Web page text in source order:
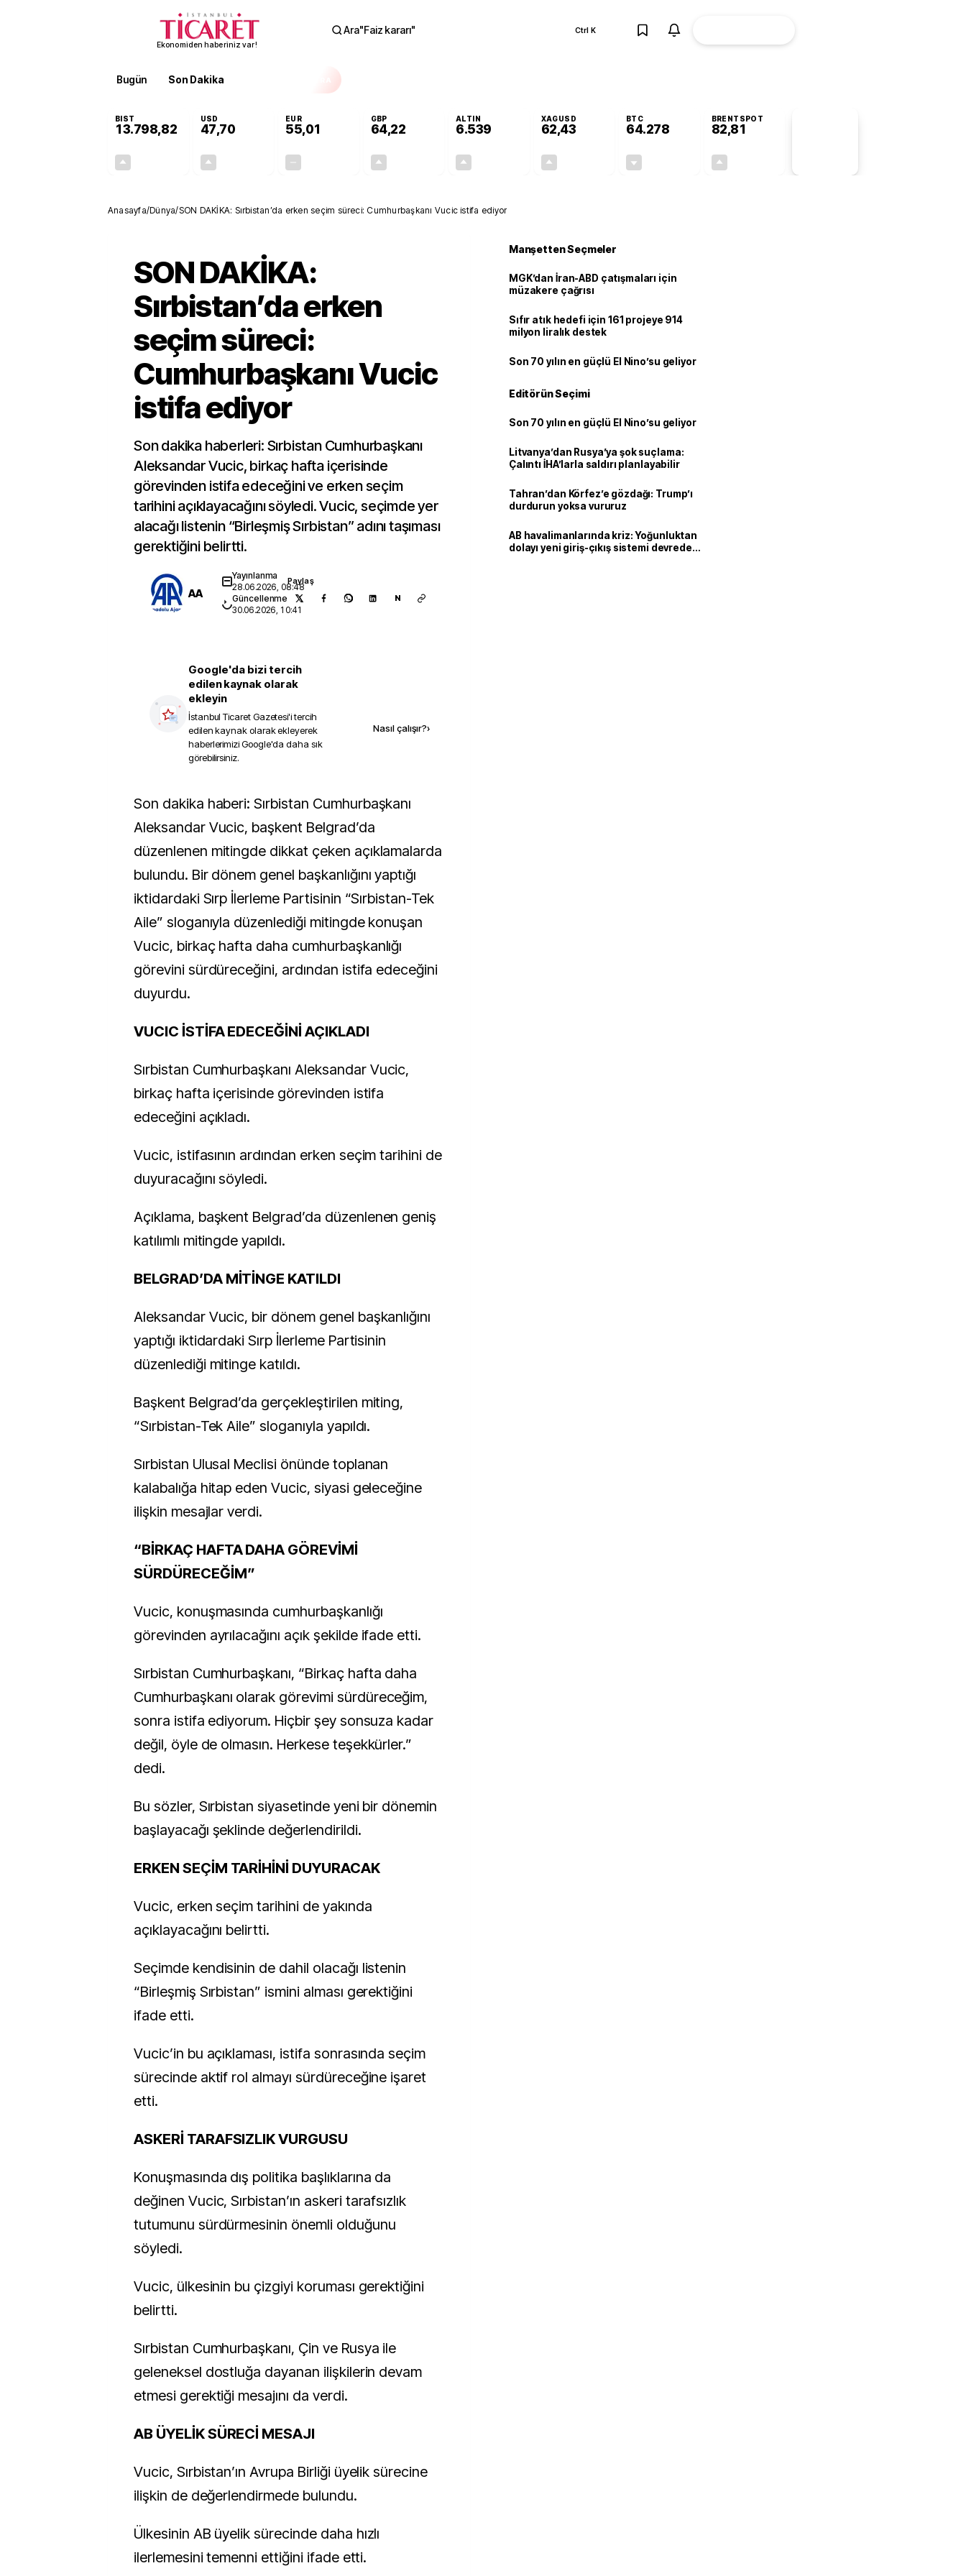
Ekonomiden haberiniz var!
Ara"Faiz kararı" Ctrl K
Bugün Son Dakika
BIST
13.798,82
USD
47,70
EUR
55,01
GBP
64,22
ALTIN
6.539
XAGUSD
62,43
BTC
64.278
BRENTSPOT
82,81
Anasayfa/Dünya/SON DAKİKA: Sırbistan’da erken seçim süreci: Cumhurbaşkanı Vucic istifa ediyor
SON DAKİKA:
Sırbistan’da erken
seçim süreci:
Cumhurbaşkanı Vucic
istifa ediyor
Son dakika haberleri: Sırbistan Cumhurbaşkanı
Aleksandar Vucic, birkaç hafta içerisinde
görevinden istifa edeceğini ve erken seçim
tarihini açıklayacağını söyledi. Vucic, seçimde yer
alacağı listenin “Birleşmiş Sırbistan” adını taşıması
gerektiğini belirtti.
AA
Yayınlanma
28.06.2026, 08:48
Güncellenme
30.06.2026, 10:41
Paylaş
N
Google'da bizi tercih
edilen kaynak olarak
ekleyin
İstanbul Ticaret Gazetesi'i tercih
edilen kaynak olarak ekleyerek
haberlerimizi Google'da daha sık
görebilirsiniz.
Nasıl çalışır?›
Son dakika haberi: Sırbistan Cumhurbaşkanı
Aleksandar Vucic, başkent Belgrad’da
düzenlenen mitingde dikkat çeken açıklamalarda
bulundu. Bir dönem genel başkanlığını yaptığı
iktidardaki Sırp İlerleme Partisinin “Sırbistan-Tek
Aile” sloganıyla düzenlediği mitingde konuşan
Vucic, birkaç hafta daha cumhurbaşkanlığı
görevini sürdüreceğini, ardından istifa edeceğini
duyurdu.
VUCIC İSTİFA EDECEĞİNİ AÇIKLADI
Sırbistan Cumhurbaşkanı Aleksandar Vucic,
birkaç hafta içerisinde görevinden istifa
edeceğini açıkladı.
Vucic, istifasının ardından erken seçim tarihini de
duyuracağını söyledi.
Açıklama, başkent Belgrad’da düzenlenen geniş
katılımlı mitingde yapıldı.
BELGRAD’DA MİTİNGE KATILDI
Aleksandar Vucic, bir dönem genel başkanlığını
yaptığı iktidardaki Sırp İlerleme Partisinin
düzenlediği mitinge katıldı.
Başkent Belgrad’da gerçekleştirilen miting,
“Sırbistan-Tek Aile” sloganıyla yapıldı.
Sırbistan Ulusal Meclisi önünde toplanan
kalabalığa hitap eden Vucic, siyasi geleceğine
ilişkin mesajlar verdi.
“BİRKAÇ HAFTA DAHA GÖREVİMİ
SÜRDÜRECEĞİM”
Vucic, konuşmasında cumhurbaşkanlığı
görevinden ayrılacağını açık şekilde ifade etti.
Sırbistan Cumhurbaşkanı, “Birkaç hafta daha
Cumhurbaşkanı olarak görevimi sürdüreceğim,
sonra istifa ediyorum. Hiçbir şey sonsuza kadar
değil, öyle de olmasın. Herkese teşekkürler.”
dedi.
Bu sözler, Sırbistan siyasetinde yeni bir dönemin
başlayacağı şeklinde değerlendirildi.
ERKEN SEÇİM TARİHİNİ DUYURACAK
Vucic, erken seçim tarihini de yakında
açıklayacağını belirtti.
Seçimde kendisinin de dahil olacağı listenin
“Birleşmiş Sırbistan” ismini alması gerektiğini
ifade etti.
Vucic’in bu açıklaması, istifa sonrasında seçim
sürecinde aktif rol almayı sürdüreceğine işaret
etti.
ASKERİ TARAFSIZLIK VURGUSU
Konuşmasında dış politika başlıklarına da
değinen Vucic, Sırbistan’ın askeri tarafsızlık
tutumunu sürdürmesinin önemli olduğunu
söyledi.
Vucic, ülkesinin bu çizgiyi koruması gerektiğini
belirtti.
Sırbistan Cumhurbaşkanı, Çin ve Rusya ile
geleneksel dostluğa dayanan ilişkilerin devam
etmesi gerektiği mesajını da verdi.
AB ÜYELİK SÜRECİ MESAJI
Vucic, Sırbistan’ın Avrupa Birliği üyelik sürecine
ilişkin de değerlendirmede bulundu.
Ülkesinin AB üyelik sürecinde daha hızlı
ilerlemesini temenni ettiğini ifade etti.
Manşetten Seçmeler
MGK’dan İran-ABD çatışmaları için
müzakere çağrısı
Sıfır atık hedefi için 161 projeye 914
milyon liralık destek
Son 70 yılın en güçlü El Nino’su geliyor
Editörün Seçimi
Son 70 yılın en güçlü El Nino’su geliyor
Litvanya’dan Rusya’ya şok suçlama:
Çalıntı İHA’larla saldırı planlayabilir
Tahran’dan Körfez’e gözdağı: Trump’ı
durdurun yoksa vururuz
AB havalimanlarında kriz: Yoğunluktan
dolayı yeni giriş-çıkış sistemi devreden